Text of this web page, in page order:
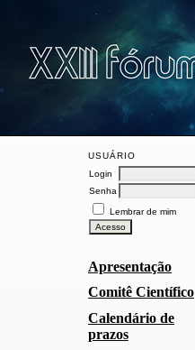
USUÁRIO
Login
Senha
Lembrar de mim
Apresentação
Comitê Científico
Calendário de
prazos